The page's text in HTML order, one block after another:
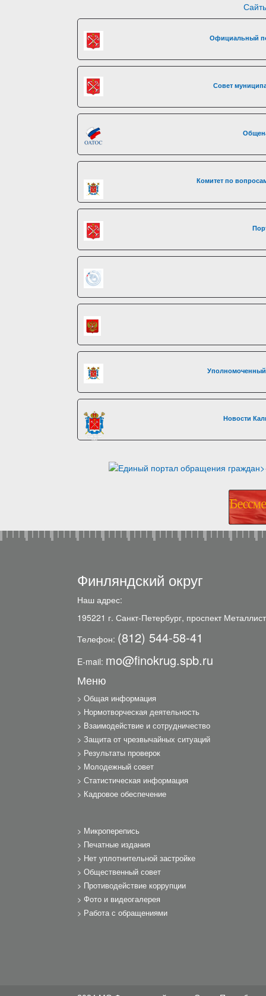
Официальный
Совет
Комитет по
Уполномоченный
Новости
Финляндский округ
Наш адрес:
195221 г. Санкт-Петербург, проспект
Телефон: (812) 544-58-41
E-mail: mo@finokrug.spb.ru
Меню
Общая информация
Нормотворческая деятельность
Взаимодействие и сотрудничество
Защита от чрезвычайных ситуаций
Результаты проверок
Молодежный совет
Статистическая информация
Кадровое обеспечение
Микроперепись
Печатные издания
Нет уплотнительной застройке
Общественный совет
Противодействие коррупции
Фото и видеогалерея
Работа с обращениями